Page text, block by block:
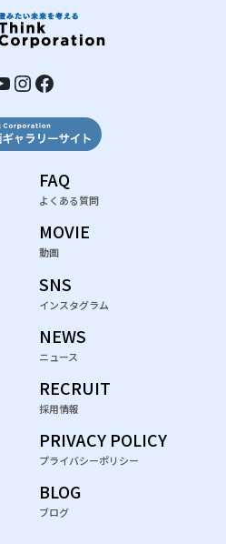
Instagram
Facebook
FAQ
よくある質問
MOVIE
動画
SNS
インスタグラム
NEWS
ニュース
RECRUIT
採用情報
PRIVACY POLICY
プライバシーポリシー
BLOG
ブログ